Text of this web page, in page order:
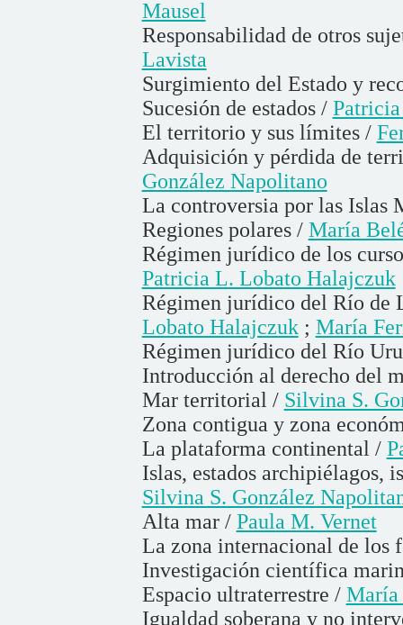
Mausel
Responsabilidad de otros
Lavista
Surgimiento del Estado y
Sucesión de estados /
El territorio y sus límites /
Adquisición y pérdida de
González Napolitano
La controversia por las Islas
Regiones polares / María
Régimen jurídico de los
Patricia L. Lobato Halajczuk
Régimen jurídico del Río de
Lobato Halajczuk; María
Régimen jurídico del Río
Introducción al derecho del
Mar territorial / Silvina S.
Zona contigua y zona
La plataforma continental /
Islas, estados archipiélagos,
Silvina S. González
Alta mar / Paula M. Vernet
La zona internacional de los
Investigación científica
Espacio ultraterrestre /
Igualdad soberana y no